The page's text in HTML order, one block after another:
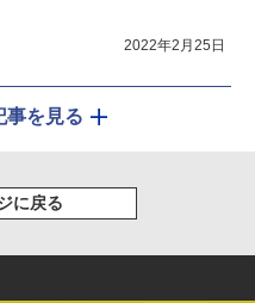
2022年2月25日
事を見る
に戻る